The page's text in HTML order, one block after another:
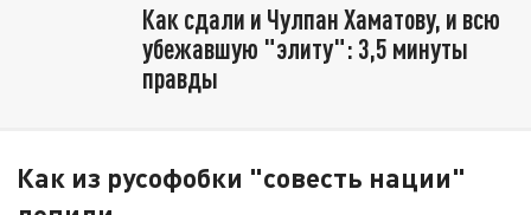
Как сдали и Чулпан Хаматову, и всю
убежавшую "элиту": 3,5 минуты
правды
Как из русофобки "совесть нации"